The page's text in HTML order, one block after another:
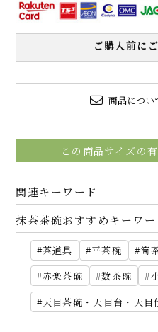
ご購入前に
商品につい
この商品サイズの
関連キーワード
抹茶茶碗おすすめキーワー
茶道具 平茶碗 筒
赤楽茶碗
数茶碗
天目茶碗・天目台・天目